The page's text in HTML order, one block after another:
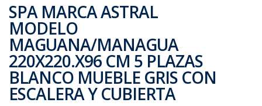
SPA MARCA ASTRAL
MODELO
MAGUANA/MANAGUA
220X220.X96 CM 5 PLAZAS
BLANCO MUEBLE GRIS CON
ESCALERA Y CUBIERTA